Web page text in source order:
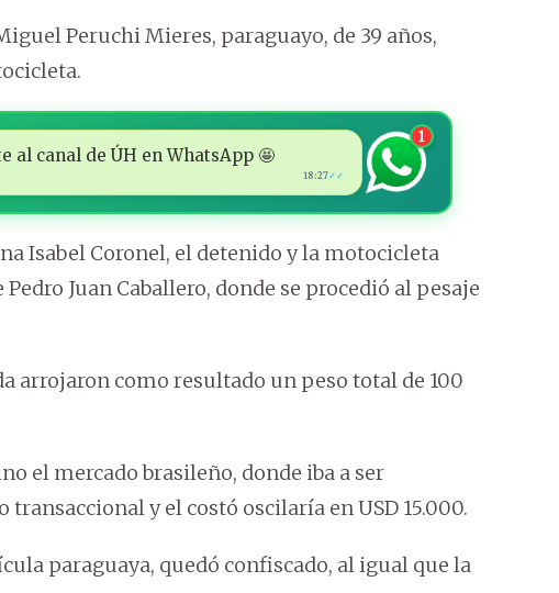
Peruchi Mieres, paraguayo, de 39 años,
al canal de ÚH en WhatsApp 🤩
18:27✓✓
1
Isabel Coronel, el detenido y la motocicleta
Juan Caballero, donde se procedió al pesaje
arrojaron como resultado un peso total de 100
el mercado brasileño, donde iba a ser
y el costó oscilaría en USD 15.000.
paraguaya, quedó confiscado, al igual que la